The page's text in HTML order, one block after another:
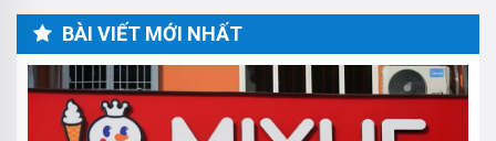
BÀI VIẾT MỚI NHẤT